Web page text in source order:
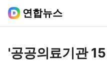
연합뉴스
'공공의료기관